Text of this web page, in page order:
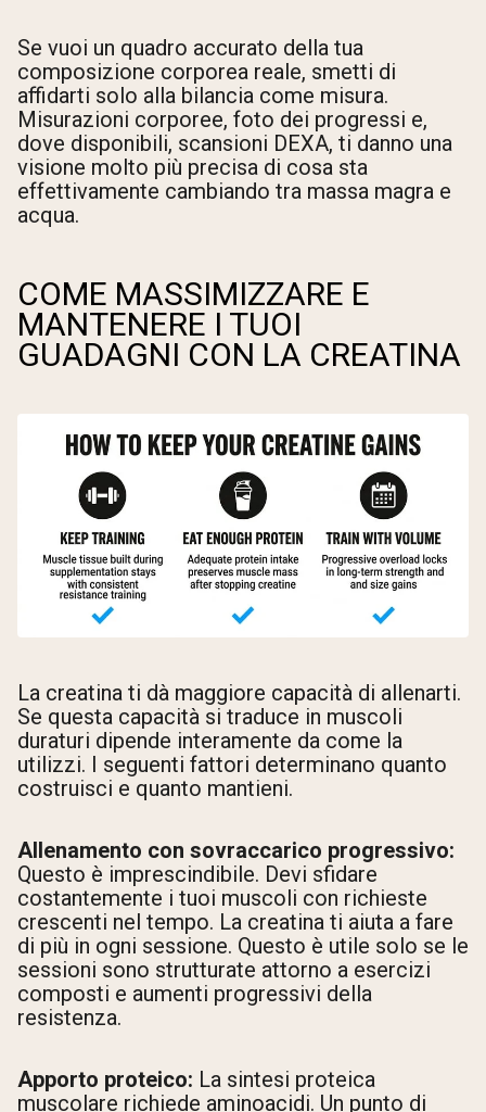
Se vuoi un quadro accurato della tua
composizione corporea reale, smetti di
affidarti solo alla bilancia come misura.
Misurazioni corporee, foto dei progressi e,
dove disponibili, scansioni DEXA, ti danno una
visione molto più precisa di cosa sta
effettivamente cambiando tra massa magra e
acqua.
COME MASSIMIZZARE E
MANTENERE I TUOI
GUADAGNI CON LA CREATINA
La creatina ti dà maggiore capacità di allenarti.
Se questa capacità si traduce in muscoli
duraturi dipende interamente da come la
utilizzi. I seguenti fattori determinano quanto
costruisci e quanto mantieni.
Allenamento con sovraccarico progressivo:
Questo è imprescindibile. Devi sfidare
costantemente i tuoi muscoli con richieste
crescenti nel tempo. La creatina ti aiuta a fare
di più in ogni sessione. Questo è utile solo se le
sessioni sono strutturate attorno a esercizi
composti e aumenti progressivi della
resistenza.
Apporto proteico: La sintesi proteica
muscolare richiede aminoacidi. Un punto di